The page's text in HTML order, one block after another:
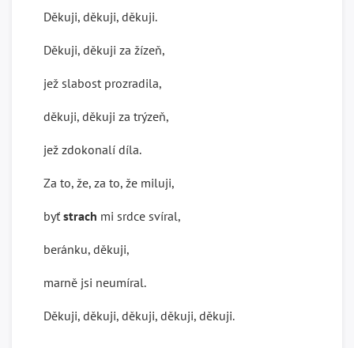
Děkuji, děkuji, děkuji.
Děkuji, děkuji za žízeň,
jež slabost prozradila,
děkuji, děkuji za trýzeň,
jež zdokonalí díla.
Za to, že, za to, že miluji,
byť strach mi srdce svíral,
beránku, děkuji,
marně jsi neumíral.
Děkuji, děkuji, děkuji, děkuji, děkuji.